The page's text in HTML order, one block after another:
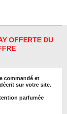
OFFERTE DU
commandé et
sur votre site.
parfumée